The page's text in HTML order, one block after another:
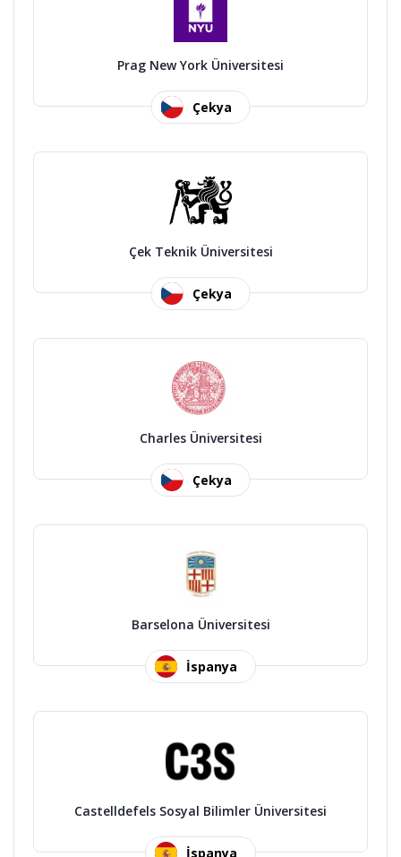
Prag New York Üniversitesi
Çekya
Çek Teknik Üniversitesi
Çekya
Charles Üniversitesi
Çekya
Barselona Üniversitesi
İspanya
Castelldefels Sosyal Bilimler Üniversitesi
İspanya